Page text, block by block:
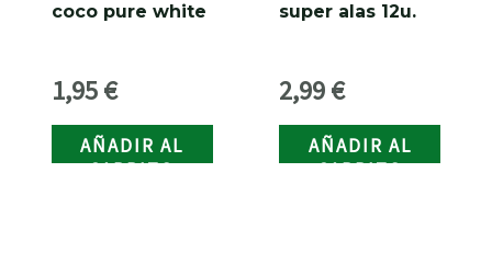
coco pure white
1,95€
AÑADIR AL
CARRITO
super alas 12u.
2,99€
AÑADIR AL
CARRITO